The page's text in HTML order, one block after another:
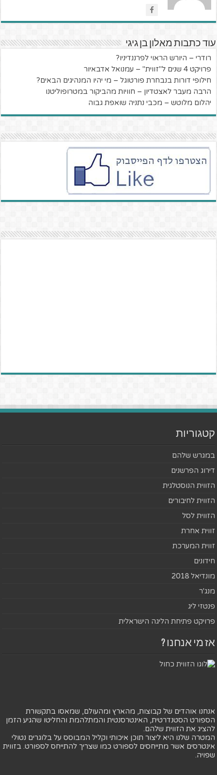
עוד כתבות מאלון בן גיגי
רודרי – היורש הראוי לפרננדיניו?
פרויקט 4 שנים ל"זווית" – עמנואל אדבאיור
חילופי דורות בנבחרת פורטוגל – מי יהיו המנהיגים הבאים?
הרבה מעבר לאצטדיון – חוויות מהביקור במטרופוליטנו
יהלום מלוטש – מכבי נתניה שואפת גבוה
קטגוריות
במגרש שלהם
דירוג הפרשנים
הזווית הנוסטלגית
הזווית לחיבורים
הזווית לסל
זווית אחרת
זווית המערכת
חידונים
מונדיאל 2018
מנג'ר
פנטזי ליג
פרויקט פתיחת הליגה הישראלית
אז מי אנחנו ?
אנחנו אוהדים של קבוצות, מהארץ ומהעולם, שמאסו בתקשורת
הספורט הסטנדרטית, האינטרסנטית והמתלהמת והחליטו שהגיע הזמן
להציג את הזווית שלהם.
המטרה שלנו היא ליצור תוכן איכותי וקליל המבוסס על בלוגרים נטולי
אינטרסים אשר מתייחסים לספורט כמו שצריך להתייחס לספורט. בזווית
שפויה.